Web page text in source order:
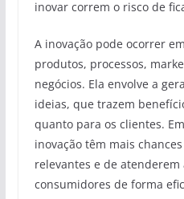
inovar correm o risco de
A inovação pode ocorrer
produtos, processos,
negócios. Ela envolve a
ideias, que trazem
quanto para os clientes.
inovação têm mais
relevantes e de atenderem
consumidores de forma